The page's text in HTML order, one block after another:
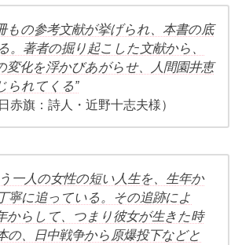
もの参考文献が挙げられ、本書の底
。著者の掘り起こした文献から、
変化を浮かびあがらせ、人間園井恵
られてくる”
赤旗：詩人・近野十志夫様）
一人の女性の短い人生を、生年か
寧に追っている。その追跡によ
からして、つまり彼女が生きた時
の、日中戦争から原爆投下などと